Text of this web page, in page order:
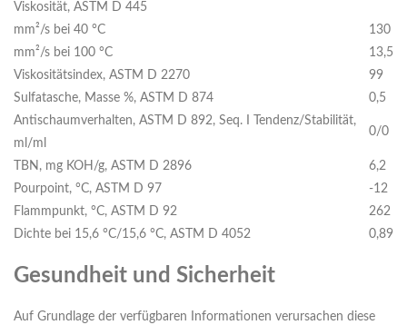
Viskosität, ASTM D 445
mm²/s bei 40 °C
130
mm²/s bei 100 °C
13,5
Viskositätsindex, ASTM D 2270
99
Sulfatasche, Masse %, ASTM D 874
0,5
Antischaumverhalten, ASTM D 892, Seq. I Tendenz/Stabilität,
ml/ml
0/0
TBN, mg KOH/g, ASTM D 2896
6,2
Pourpoint, °C, ASTM D 97
-12
Flammpunkt, °C, ASTM D 92
262
Dichte bei 15,6 °C/15,6 °C, ASTM D 4052
0,89
Gesundheit und Sicherheit
Auf Grundlage der verfügbaren Informationen verursachen diese